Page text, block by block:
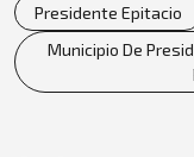
Presidente Epitacio
Municipio De